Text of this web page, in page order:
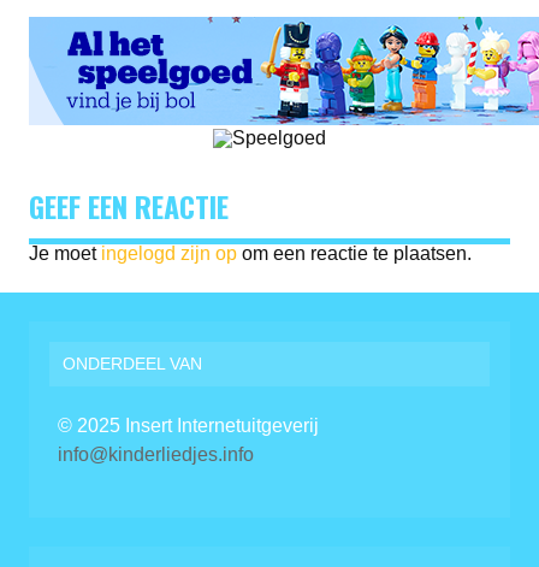
GEEF EEN REACTIE
Je moet ingelogd zijn op om een reactie te plaatsen.
ONDERDEEL VAN
© 2025 Insert Internetuitgeverij
info@kinderliedjes.info